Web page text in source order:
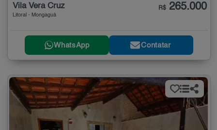
Vila Vera Cruz
Litoral - Mongaguá
R$ 265.000
WhatsApp Contatar